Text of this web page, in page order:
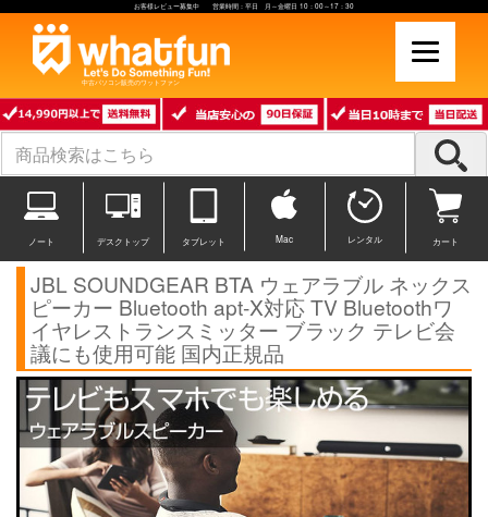
お客様レビュー募集中 営業時間：平日 月～金曜日 10：00～17：30
中古パソコン販売のワットファン
ノート デスクトップ タブレット Mac レンタル カート
JBL SOUNDGEAR BTA ウェアラブル ネックス
ピーカー Bluetooth apt-X対応 TV Bluetoothワ
イヤレストランスミッター ブラック テレビ会
議にも使用可能 国内正規品